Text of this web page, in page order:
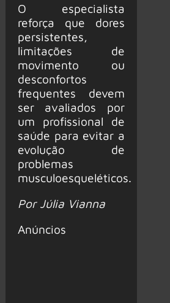
O especialista
reforça que dores
persistentes,
limitações de
movimento ou
desconfortos
frequentes devem
ser avaliados por
um profissional de
saúde para evitar a
evolução de
problemas
musculoesqueléticos.
Por Júlia Vianna
Anúncios